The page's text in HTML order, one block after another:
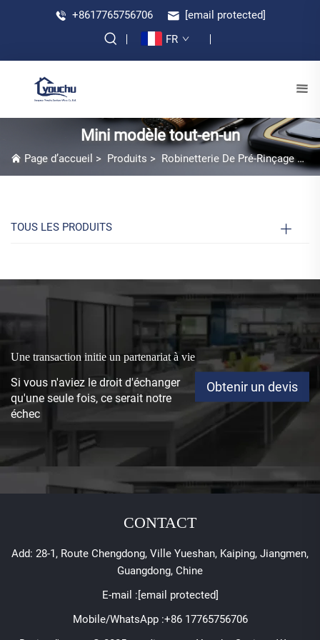
+8617765756706
[email protected]
FR
Mini modèle tout-en-un
Page d’accueil > Produits > Robinetterie De Pré-Rinçage Fixée Au Mur
TOUS LES PRODUITS
Une transaction initie un partenariat à vie
Si vous n'aviez le droit d'échanger
qu'une seule fois, ce serait notre
échec
Obtenir un devis
CONTACT
Add: 28-1, Route Chengdong, Ville Yueshan, Kaiping, Jiangmen,
Guangdong, Chine
E-mail :[email protected]
Mobile/WhatsApp :+86 17765756706